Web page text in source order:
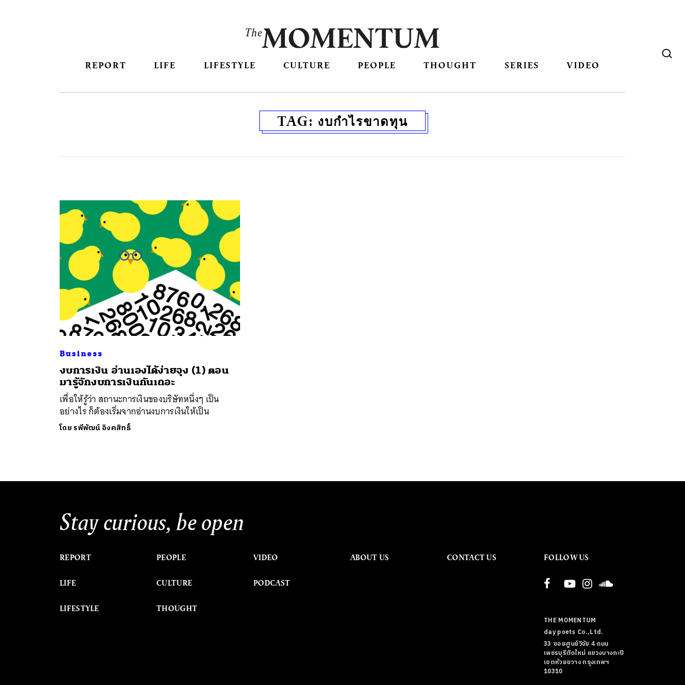
REPORT LIFE LIFESTYLE CULTURE PEOPLE THOUGHT SERIES VIDEO
TAG: งบกำไรขาดทุน
Business
งบการเงิน อ่านเองได้ง่ายจุง (1) ตอน
มารู้จักงบการเงินกันเถอะ
เพื่อให้รู้ว่า สถานะการเงินของบริษัทหนึ่งๆ เป็น
อย่างไร ก็ต้องเริ่มจากอ่านงบการเงินให้เป็น
โดย รพีพัฒน์ อิงคสิทธิ์
Stay curious, be open
REPORT
LIFE
LIFESTYLE
PEOPLE
CULTURE
THOUGHT
VIDEO
PODCAST
ABOUT US CONTACT US FOLLOW US
THE MOMENTUM
day poets Co.,Ltd.
33 ซอยศูนย์วิจัย 4 ถนน
เพชรบุรีตัดใหม่ แขวงบางกะปิ
เขตห้วยขวาง กรุงเทพฯ
10310